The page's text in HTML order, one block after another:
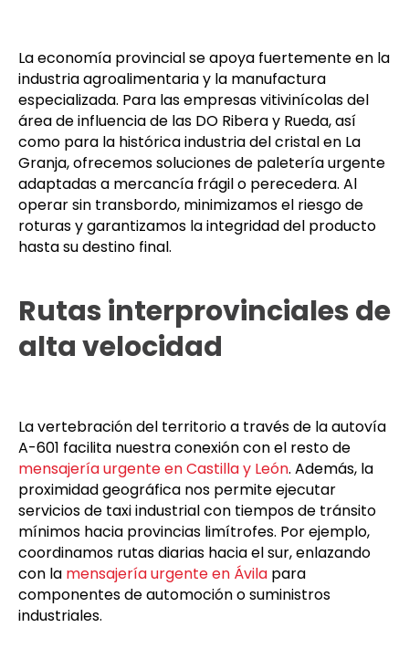
La economía provincial se apoya fuertemente en la
industria agroalimentaria y la manufactura
especializada. Para las empresas vitivinícolas del
área de influencia de las DO Ribera y Rueda, así
como para la histórica industria del cristal en La
Granja, ofrecemos soluciones de paletería urgente
adaptadas a mercancía frágil o perecedera. Al
operar sin transbordo, minimizamos el riesgo de
roturas y garantizamos la integridad del producto
hasta su destino final.
Rutas interprovinciales de
alta velocidad
La vertebración del territorio a través de la autovía
A-601 facilita nuestra conexión con el resto de
mensajería urgente en Castilla y León. Además, la
proximidad geográfica nos permite ejecutar
servicios de taxi industrial con tiempos de tránsito
mínimos hacia provincias limítrofes. Por ejemplo,
coordinamos rutas diarias hacia el sur, enlazando
con la mensajería urgente en Ávila para
componentes de automoción o suministros
industriales.